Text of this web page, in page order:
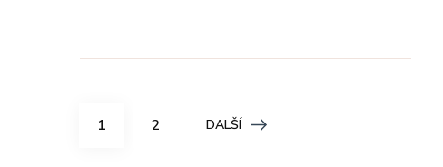
Stránkování
STRÁNKA
1 STRÁNKA
2 DALŠÍ